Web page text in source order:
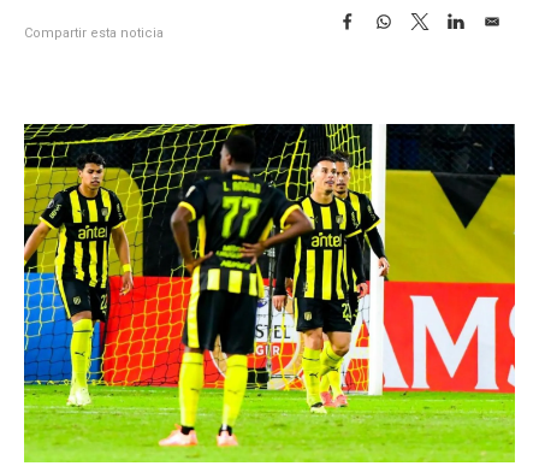
Compartir esta noticia
F
o
o
k
W
A
p
p
T
w
e
L
d
I
n
E